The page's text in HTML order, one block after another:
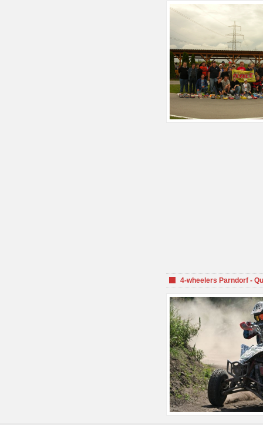
4-wheelers Parndorf -